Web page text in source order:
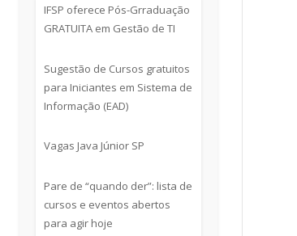
IFSP oferece Pós-Grraduação
GRATUITA em Gestão de TI
Sugestão de Cursos gratuitos
para Iniciantes em Sistema de
Informação (EAD)
Vagas Java Júnior SP
Pare de “quando der”: lista de
cursos e eventos abertos
para agir hoje